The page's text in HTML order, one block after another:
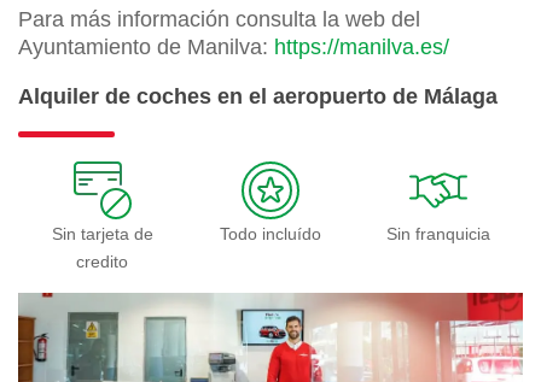
Para más información consulta la web del
Ayuntamiento de Manilva: https://manilva.es/
Alquiler de coches en el aeropuerto de Málaga
Sin tarjeta de
credito
Todo incluído Sin franquicia